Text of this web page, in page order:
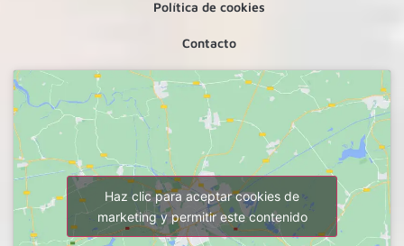
Política de cookies
Contacto
Haz clic para aceptar cookies de
marketing y permitir este contenido